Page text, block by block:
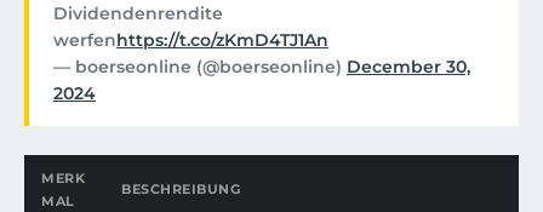
Dividendenrendite
werfenhttps://t.co/zKmD4TJ1An
— boerseonline (@boerseonline) December 30,
2024
MERK
MAL
BESCHREIBUNG